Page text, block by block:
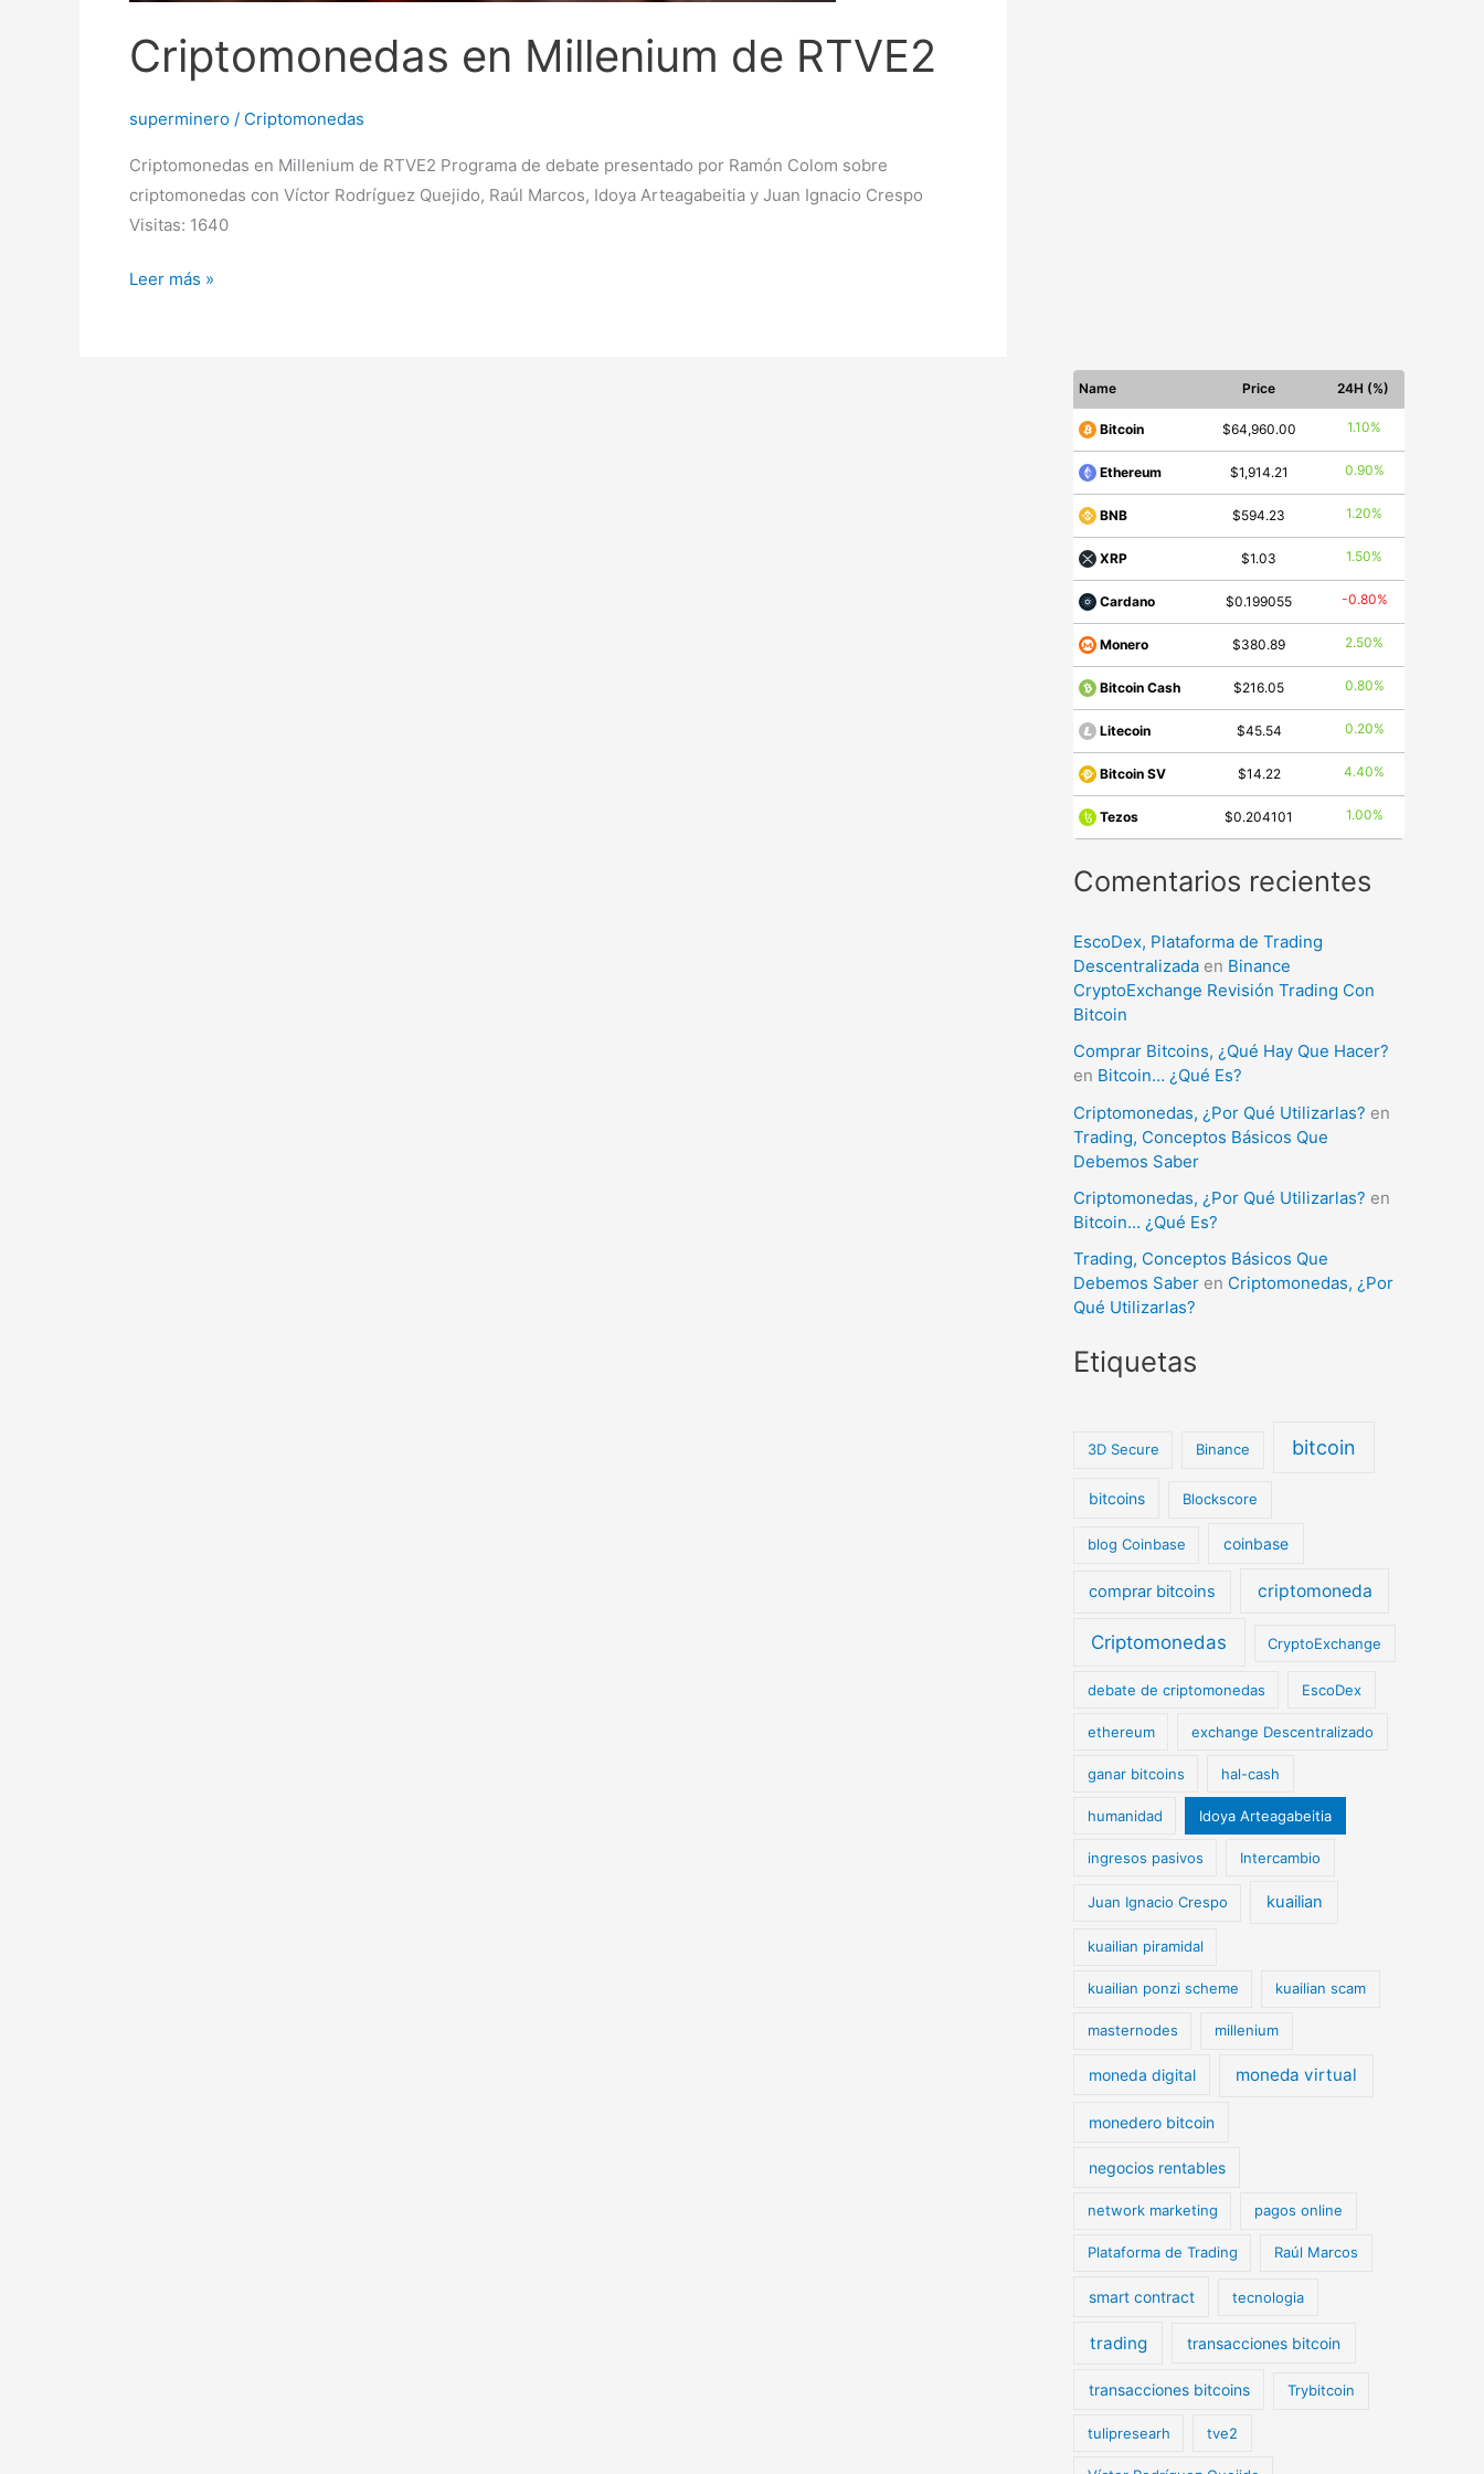
Criptomonedas en Millenium de RTVE2
superminero / Criptomonedas
Criptomonedas en Millenium de RTVE2 Programa de debate presentado por Ramón Colom sobre
criptomonedas con Víctor Rodríguez Quejido, Raúl Marcos, Idoya Arteagabeitia y Juan Ignacio Crespo
Visitas: 1640
Leer más »
Name Price 24H (%)
Bitcoin $64,960.00 1.10%
Ethereum $1,914.21 0.90%
BNB $594.23 1.20%
XRP $1.03 1.50%
Cardano $0.199055 -0.80%
Monero $380.89 2.50%
Bitcoin Cash $216.05 0.80%
Litecoin $45.54 0.20%
Bitcoin SV $14.22 4.40%
Tezos $0.204101 1.00%
Comentarios recientes
EscoDex, Plataforma de Trading
Descentralizada en Binance
CryptoExchange Revisión Trading Con
Bitcoin
Comprar Bitcoins, ¿Qué Hay Que Hacer?
en Bitcoin… ¿Qué Es?
Criptomonedas, ¿Por Qué Utilizarlas? en
Trading, Conceptos Básicos Que
Debemos Saber
Criptomonedas, ¿Por Qué Utilizarlas? en
Bitcoin… ¿Qué Es?
Trading, Conceptos Básicos Que
Debemos Saber en Criptomonedas, ¿Por
Qué Utilizarlas?
Etiquetas
3D Secure Binance bitcoin
bitcoins Blockscore
blog Coinbase coinbase
comprar bitcoins criptomoneda
Criptomonedas CryptoExchange
debate de criptomonedas EscoDex
ethereum exchange Descentralizado
ganar bitcoins hal-cash
humanidad Idoya Arteagabeitia
ingresos pasivos Intercambio
Juan Ignacio Crespo kuailian
kuailian piramidal
kuailian ponzi scheme kuailian scam
masternodes millenium
moneda digital moneda virtual
monedero bitcoin
negocios rentables
network marketing pagos online
Plataforma de Trading Raúl Marcos
smart contract tecnologia
trading transacciones bitcoin
transacciones bitcoins Trybitcoin
tulipresearh tve2